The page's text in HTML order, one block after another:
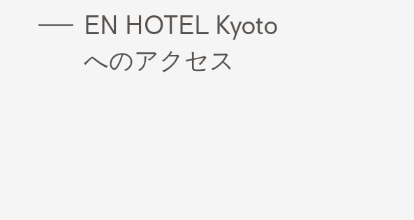
EN HOTEL Kyoto
へのアクセス